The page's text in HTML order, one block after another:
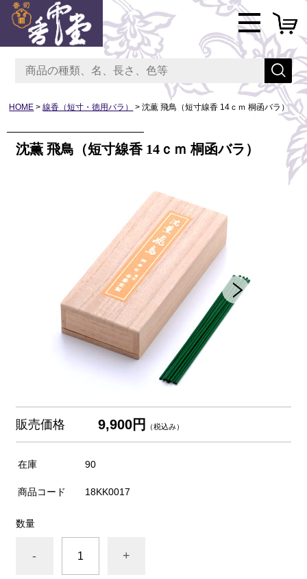
HOME 線香（短寸・徳用バラ） 沈薫 飛鳥（短寸線香 14ｃｍ 桐函バラ）
沈薫 飛鳥（短寸線香 14ｃｍ 桐函バラ）
販売価格 9,900円 （税込み）
在庫 90
商品コード 18KK0017
数量
- +